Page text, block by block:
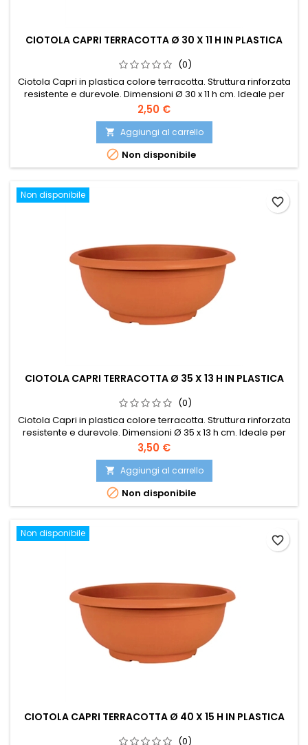
CIOTOLA CAPRI TERRACOTTA Ø 30 X 11 H IN PLASTICA
(0)
Ciotola Capri in plastica colore terracotta. Struttura rinforzata
resistente e durevole. Dimensioni Ø 30 x 11 h cm. Ideale per
piante, fiori e arredamento esterno.
Prezzo
2,50 €
 Aggiungi al carrello
 Non disponibile
Non disponibile
CIOTOLA CAPRI TERRACOTTA Ø 35 X 13 H IN PLASTICA
(0)
Ciotola Capri in plastica colore terracotta. Struttura rinforzata
resistente e durevole. Dimensioni Ø 35 x 13 h cm. Ideale per
piante, fiori e arredamento esterno.
Prezzo
3,50 €
 Aggiungi al carrello
 Non disponibile
favorite_border
Non disponibile
CIOTOLA CAPRI TERRACOTTA Ø 40 X 15 H IN PLASTICA
(0)
favorite_border